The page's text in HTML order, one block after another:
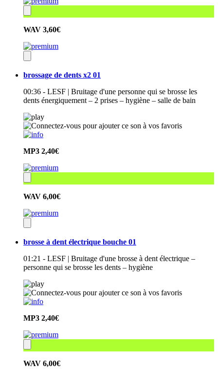
WAV 3,60€
brossage de dents x2 01
00:36 - LESF | Bruitage d'une personne qui se brosse les
dents énergiquement – 2 prises – hygiène – salle de bain
MP3 2,40€
WAV 6,00€
brosse à dent électrique bouche 01
01:21 - LESF | Bruitage d'une brosse à dent électrique –
personne qui se brosse les dents – hygiène
MP3 2,40€
WAV 6,00€